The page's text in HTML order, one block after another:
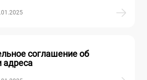
соглашение об
адреса